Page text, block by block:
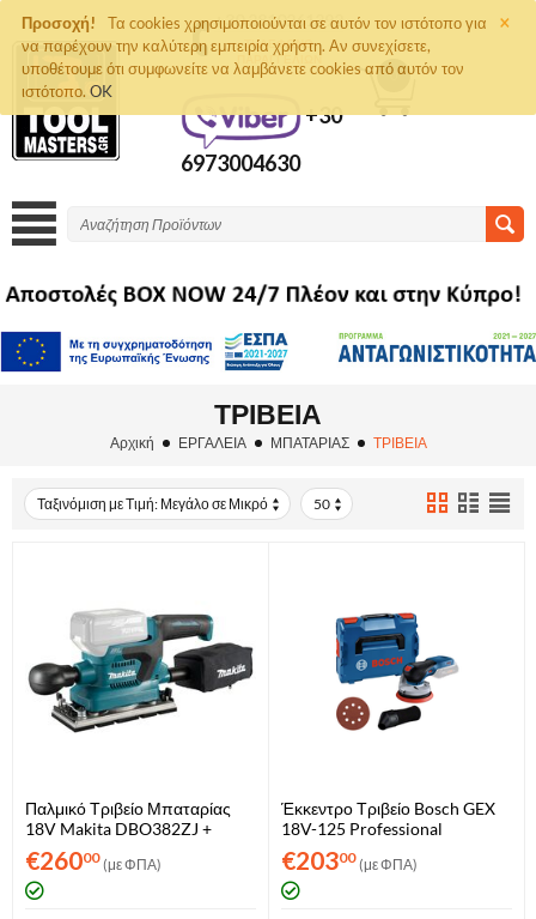
×
Προσοχή!
Τα cookies χρησιμοποιούνται σε αυτόν τον ιστότοπο για
να παρέχουν την καλύτερη εμπειρία χρήστη. Αν συνεχίσετε,
υποθέτουμε ότι συμφωνείτε να λαμβάνετε cookies από αυτόν τον
ιστότοπο. OK
+30 2810261292
ΤΗΛΈΦΩΝΟ
ΠΑΡΑΓΓΕΛΙΏΝ
+30
6973004630
0
ΤΡΙΒΕΙΑ
Αρχική ΕΡΓΑΛΕΙΑ ΜΠΑΤΑΡΙΑΣ ΤΡΙΒΕΙΑ
Ταξινόμιση με Τιμή: Μεγάλο σε Μικρό 50
Παλμικό Τριβείο Μπαταρίας
18V Makita DBO382ZJ +
Makpac (Μόνο Σώμα)
€26000 (με ΦΠΑ)
Έκκεντρο Τριβείο Bosch GEX
18V-125 Professional
(0601372200)
€20300 (με ΦΠΑ)